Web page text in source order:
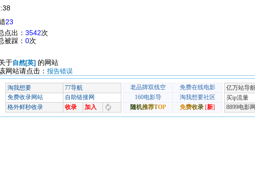
23
点出： 3542次
被踩： 0次
于自然[英] 的网站
网站请点击： 报告错误